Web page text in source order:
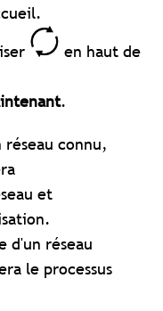
en haut de
.
réseau connu,
et
d'un réseau
le processus